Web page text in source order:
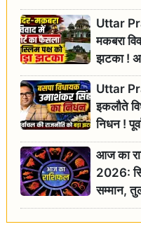
राशियों
Uttar
मकबरा
झटका !
सुनवाई
Uttar
इकलौते
निधन !
बड़ा
आज का
2026:
सम्मान,
रहें सतर्क